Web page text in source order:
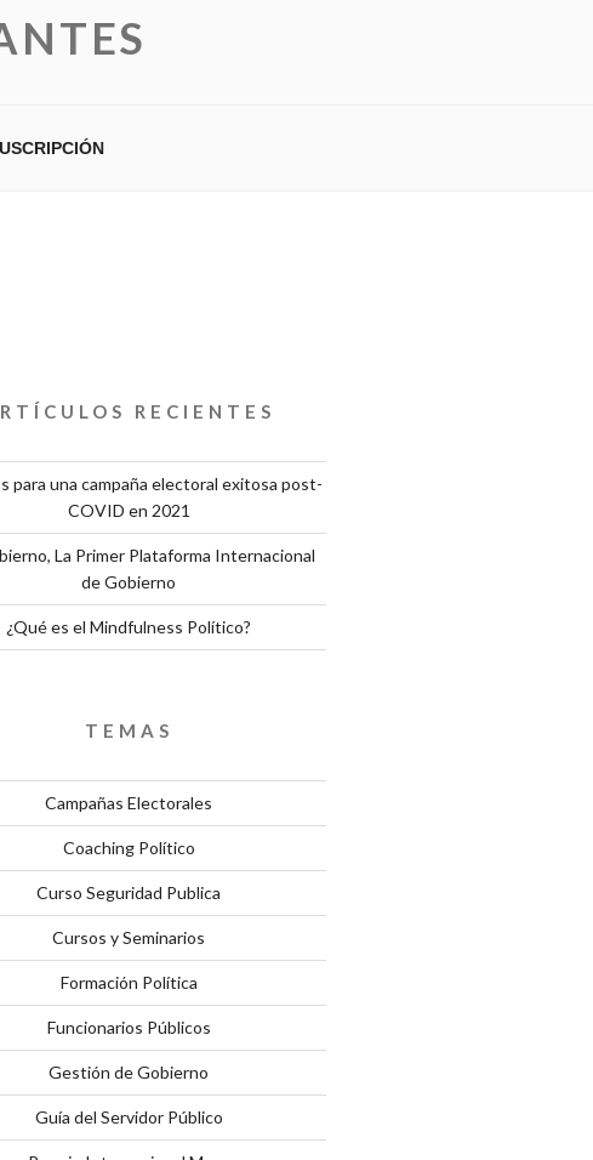
RECIENTES
para una campaña electoral exitosa post-
COVID en 2021
La Primer Plataforma Internacional
de Gobierno
¿Qué es el Mindfulness Político?
TEMAS
Campañas Electorales
Coaching Político
Curso Seguridad Publica
Cursos y Seminarios
Formación Política
Funcionarios Públicos
Gestión de Gobierno
Guía del Servidor Público